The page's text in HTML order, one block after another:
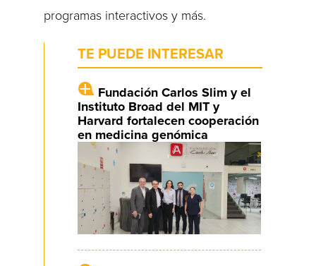
programas interactivos y más.
TE PUEDE INTERESAR
Fundación Carlos Slim y el
Instituto Broad del MIT y
Harvard fortalecen cooperación
en medicina genómica